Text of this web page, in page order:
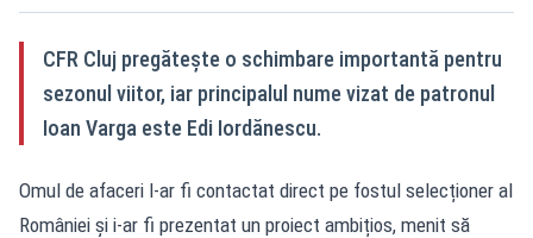
CFR Cluj pregătește o schimbare importantă pentru
sezonul viitor, iar principalul nume vizat de patronul
Ioan Varga este Edi Iordănescu.
Omul de afaceri l-ar fi contactat direct pe fostul selecționer al
României și i-ar fi prezentat un proiect ambițios, menit să